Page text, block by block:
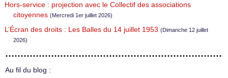
Hors-service : projection avec le Collectif des associations
citoyennes (Mercredi 1er juillet 2026)
L’Écran des droits : Les Balles du 14 juillet 1953 (Dimanche 12 juillet
2026)
Au fil du blog :